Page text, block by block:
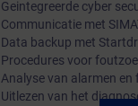
Geintegreerde cyber
Communicatie met
Data backup met
Procedures voor
Analyse van alarmen en
Uitlezen van het